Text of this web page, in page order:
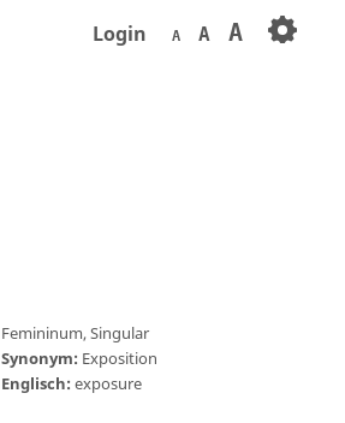
Login A A A
Femininum, Singular
Synonym: Exposition
Englisch: exposure